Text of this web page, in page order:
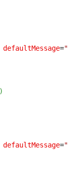
defaultMessage=
)
defaultMessage=